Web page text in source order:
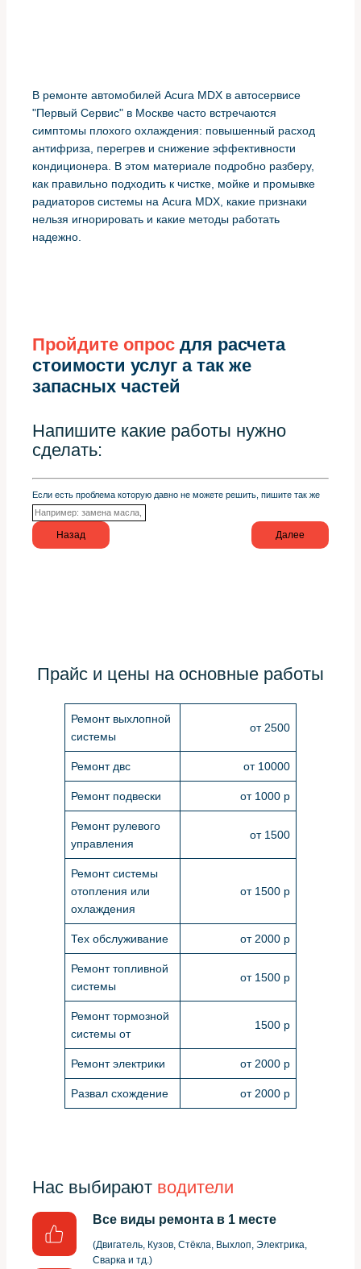
В ремонте автомобилей Acura MDX в автосервисе
"Первый Сервис" в Москве часто встречаются
симптомы плохого охлаждения: повышенный расход
антифриза, перегрев и снижение эффективности
кондиционера. В этом материале подробно разберу,
как правильно подходить к чистке, мойке и промывке
радиаторов системы на Acura MDX, какие признаки
нельзя игнорировать и какие методы работать
надежно.
Пройдите опрос для расчета
стоимости услуг а так же
запасных частей
Напишите какие работы нужно
сделать:
Если есть проблема которую давно не можете решить, пишите так же
Назад Далее
Прайс и цены на основные работы
Ремонт выхлопной
системы
от 2500
Ремонт двс от 10000
Ремонт подвески от 1000 р
Ремонт рулевого
управления
от 1500
Ремонт системы
отопления или
охлаждения
от 1500 р
Тех обслуживание от 2000 р
Ремонт топливной
системы
от 1500 р
Ремонт тормозной
системы от
1500 р
Ремонт электрики от 2000 р
Развал схождение от 2000 р
Нас выбирают водители
Все виды ремонта в 1 месте
(Двигатель, Кузов, Стёкла, Выхлоп, Электрика,
Сварка и тд.)